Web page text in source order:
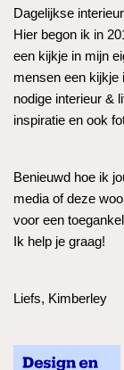
Dagelijkse
Hier begon ik in
een kijkje in mijn
mensen een kijkje
nodige interieur &
inspiratie en ook
Benieuwd hoe ik
media of deze
voor een
Ik help je graag!
Liefs, Kimberley